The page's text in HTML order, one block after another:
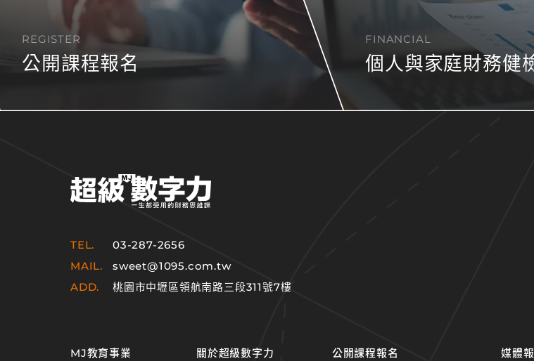
REGISTER
公開課程報名
FINANCIAL
個人與家庭財務健
TEL.
03-287-2656
MAIL.
sweet@1095.com.tw
ADD.
桃園市中壢區領航南路三段311號7樓
MJ教育事業 關於超級數字力 公開課程報名 媒體